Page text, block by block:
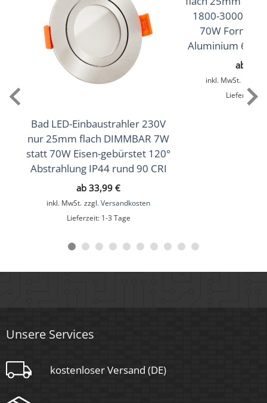
(Warmweiß)) ,550lm(4000K (Neutralweiß)), 570lm
(5000K (Tageslichtweiß))
Lichtfarbtemperatur (K)
2700K (Warmweiß), 3000K (Warmweiß), 4000K
(Neutralweiß), 5000K (Tageslichtweiß)
Schutzklasse (IP)
Mittlere Lebensdauer
35.000 Std.
Ja
Sockel
Bad LED-Einbaustrahler 230V
nur 25mm flach DIMMBAR 7W
statt 70W Eisen-gebürstet 120°
Abstrahlung IP44 rund 90 CRI
ab 33,99 €
inkl. MwSt. zzgl. Versandkosten
Lieferzeit: 1-3 Tage
1800-3000K 95
70W Forma
Aluminium 60°
ab
inkl. MwSt.
Lieferzeit:
Unsere Services
kostenloser Versand (DE)